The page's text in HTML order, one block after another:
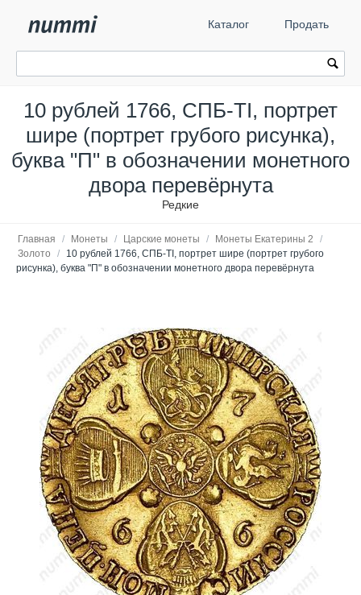
Каталог Продать
10 рублей 1766, СПБ-TI, портрет
шире (портрет грубого рисунка),
буква "П" в обозначении монетного
двора перевёрнута
Редкие
Главная / Монеты / Царские монеты / Монеты Екатерины 2
/
Золото
/
10 рублей 1766, СПБ-TI, портрет шире (портрет грубого
рисунка), буква "П" в обозначении монетного двора перевёрнута